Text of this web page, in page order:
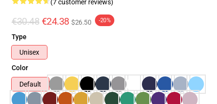
(7 customer reviews)
€30.48 €24.38 $26.50 -20%
Type
Unisex
Color
Default